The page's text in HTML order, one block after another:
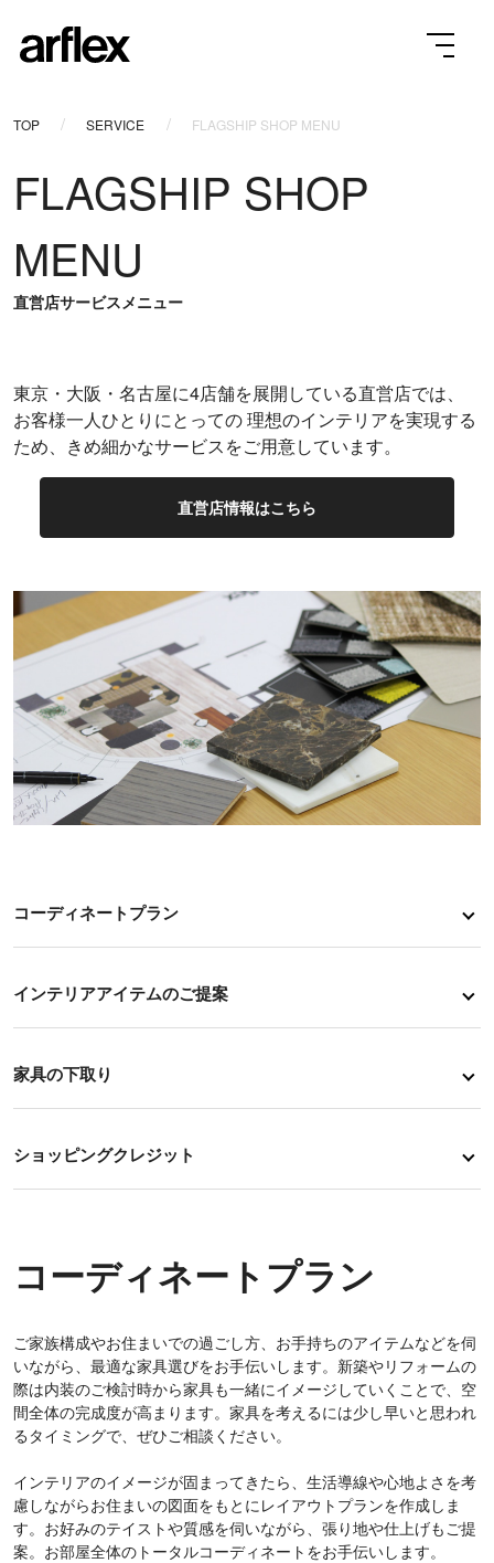
TOP SERVICE FLAGSHIP SHOP MENU
FLAGSHIP SHOP
MENU
直営店サービスメニュー
東京・大阪・名古屋に4店舗を展開している直営店では、
お客様一人ひとりにとっての 理想のインテリアを実現する
ため、きめ細かなサービスをご用意しています。
直営店情報はこちら
コーディネートプラン
インテリアアイテムのご提案
家具の下取り
ショッピングクレジット
コーディネートプラン
ご家族構成やお住まいでの過ごし方、お手持ちのアイテムなどを伺
いながら、最適な家具選びをお手伝いします。新築やリフォームの
際は内装のご検討時から家具も一緒にイメージしていくことで、空
間全体の完成度が高まります。家具を考えるには少し早いと思われ
るタイミングで、ぜひご相談ください。
インテリアのイメージが固まってきたら、生活導線や心地よさを考
慮しながらお住まいの図面をもとにレイアウトプランを作成しま
す。お好みのテイストや質感を伺いながら、張り地や仕上げもご提
案。お部屋全体のトータルコーディネートをお手伝いします。